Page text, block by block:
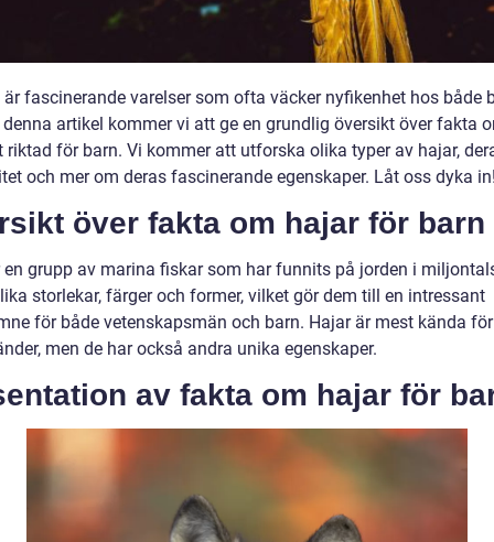
fascinerande varelser som ofta väcker nyfikenhet hos både
artikel kommer vi att ge en grundlig översikt över fakta
riktad för barn. Vi kommer att utforska olika typer av hajar,
och mer om deras fascinerande egenskaper. Låt oss dyka
över fakta om hajar för barn
en grupp av marina fiskar som har funnits på jorden i
storlekar, färger och former, vilket gör dem till en intressant
för både vetenskapsmän och barn. Hajar är mest kända
men de har också andra unika egenskaper.
av fakta om hajar för